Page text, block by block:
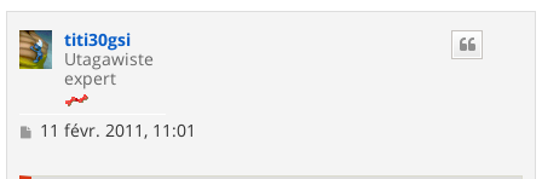
titi30gsi
Utagawiste
expert
M11 févr. 2011, 11:01